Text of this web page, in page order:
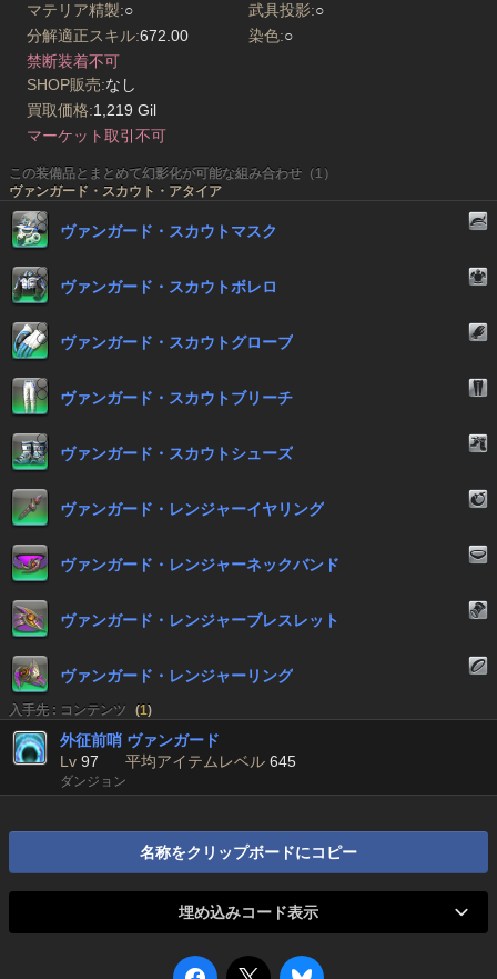
マテリア精製:○ 武具投影:○
分解適正スキル:672.00 染色:○
禁断装着不可
SHOP販売:なし
買取価格:1,219 Gil
マーケット取引不可
この装備品とまとめて幻影化が可能な組み合わせ（1）
ヴァンガード・スカウト・アタイア
ヴァンガード・スカウトマスク
ヴァンガード・スカウトボレロ
ヴァンガード・スカウトグローブ
ヴァンガード・スカウトブリーチ
ヴァンガード・スカウトシューズ
ヴァンガード・レンジャーイヤリング
ヴァンガード・レンジャーネックバンド
ヴァンガード・レンジャーブレスレット
ヴァンガード・レンジャーリング
入手先 : コンテンツ (1)
外征前哨 ヴァンガード
Lv 97 平均アイテムレベル 645
ダンジョン
名称をクリップボードにコピー
埋め込みコード表示